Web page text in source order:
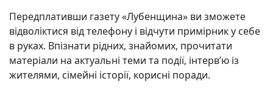
Передплативши газету «Лубенщина» ви зможете
відволіктися від телефону і відчути примірник у себе
в руках. Впізнати рідних, знайомих, прочитати
матеріали на актуальні теми та події, інтерв’ю із
жителями, сімейні історії, корисні поради.